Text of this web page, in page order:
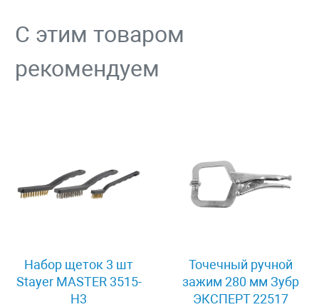
С этим товаром
рекомендуем
Набор щеток 3 шт
Stayer MASTER 3515-
H3
Точечный ручной
зажим 280 мм Зубр
ЭКСПЕРТ 22517